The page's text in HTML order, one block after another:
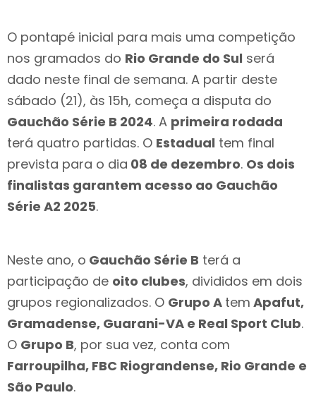
O pontapé inicial para mais uma competição
nos gramados do Rio Grande do Sul será
dado neste final de semana. A partir deste
sábado (21), às 15h, começa a disputa do
Gauchão Série B 2024. A primeira rodada
terá quatro partidas. O Estadual tem final
prevista para o dia 08 de dezembro. Os dois
finalistas garantem acesso ao Gauchão
Série A2 2025.
Neste ano, o Gauchão Série B terá a
participação de oito clubes, divididos em dois
grupos regionalizados. O Grupo A tem Apafut,
Gramadense, Guarani-VA e Real Sport Club.
O Grupo B, por sua vez, conta com
Farroupilha, FBC Riograndense, Rio Grande e
São Paulo.